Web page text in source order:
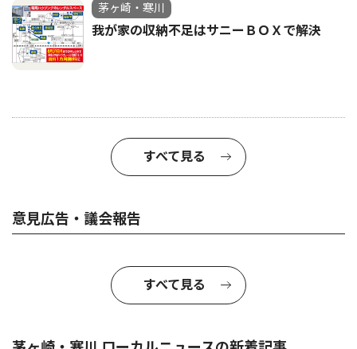
茅ヶ崎・寒川
我が家の収納不足はサニーＢＯＸで解決
すべて見る
意見広告・議会報告
すべて見る